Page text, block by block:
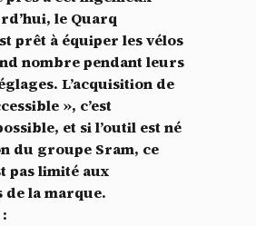
le Quarq
prêt à équiper les vélos
nombre pendant leurs
L’acquisition de
», c’est
et si l’outil est né
du groupe Sram, ce
pas limité aux
de la marque.